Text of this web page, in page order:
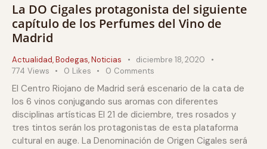
La DO Cigales protagonista del siguiente
capítulo de los Perfumes del Vino de
Madrid
Actualidad,Bodegas,Noticias
diciembre 18, 2020
774 Views 0 Likes 0 Comments
El Centro Riojano de Madrid será escenario de la cata de
los 6 vinos conjugando sus aromas con diferentes
disciplinas artísticas El 21 de diciembre, tres rosados y
tres tintos serán los protagonistas de esta plataforma
cultural en auge. La Denominación de Origen Cigales será